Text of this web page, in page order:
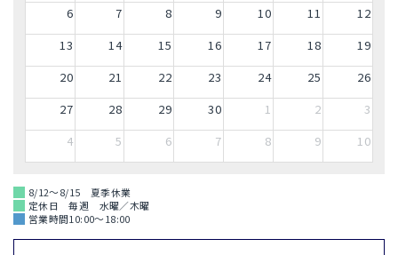
6
7 8 9 10 11
12
13
14 15 16 17 18
19
20
21 22 23 24 25
26
27
28 29 30 1 2
3
4
5 6 7 8 9 10
8/12～8/15 夏季休業
定休日 毎週 水曜／木曜
営業時間10:00～18:00